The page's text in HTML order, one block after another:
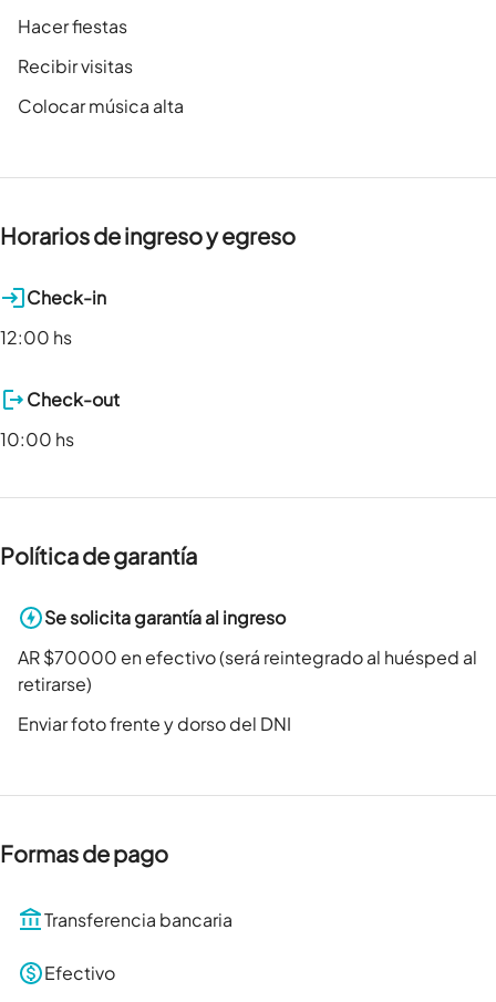
Hacer fiestas
Recibir visitas
Colocar música alta
Horarios de ingreso y egreso
Check-in
12:00 hs
Check-out
10:00 hs
Política de garantía
Se solicita garantía al ingreso
AR $70000 en efectivo (será reintegrado al huésped al
retirarse)
Enviar foto frente y dorso del DNI
Formas de pago
Transferencia bancaria
Efectivo